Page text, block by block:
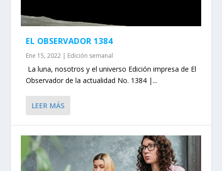
EL OBSERVADOR 1384
Ene 15, 2022 | Edición semanal
La luna, nosotros y el universo Edición impresa de El
Observador de la actualidad No. 1384 |...
LEER MÁS